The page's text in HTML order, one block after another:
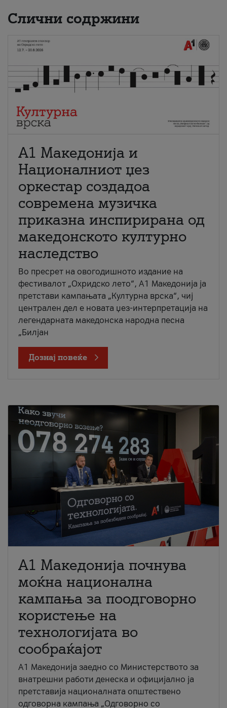
Слични содржини
А1 Македонија и
Националниот џез
оркестар создадоа
современа музичка
приказна инспирирана од
македонското културно
наследство
Во пресрет на овогодишното издание на
фестивалот „Охридско лето“, А1 Македонија ја
претстави кампањата „Културна врска“, чиј
централен дел е новата џез-интерпретација на
легендарната македонска народна песна
„Билјан
Дознај повеќе
A1 Македонија почнува
моќна национална
кампања за поодговорно
користење на
технологијата во
сообраќајот
A1 Македонија заедно со Министерството за
внатрешни работи денеска и официјално ја
претставија националната општествено
одговорна кампања „Одговорно со